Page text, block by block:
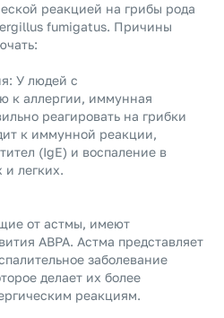
реакцией на грибы рода
fumigatus. Причины
У людей с
к аллергии, иммунная
реагировать на грибки
к иммунной реакции,
(IgE) и воспаление в
и легких.
от астмы, имеют
ABPA. Астма представляет
заболевание
делает их более
реакциям.